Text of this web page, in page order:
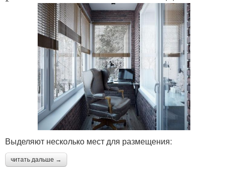
Выделяют несколько мест для размещения:
читать дальше →